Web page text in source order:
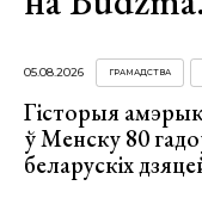
05.08.2026 ГРАМАДСТВА
Гісторыя
ў Менску 80
беларускіх